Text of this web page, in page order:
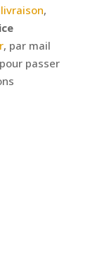
,
, par mail
passer